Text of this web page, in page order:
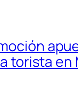
torista en